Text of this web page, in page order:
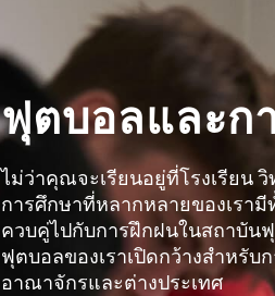
ฟุตบอลและก
ไม่ว่าคุณจะเรียนอยู่ที่โรงเรียน
การศึกษาที่หลากหลายของเรามีทั้
ควบคู่ไปกับการฝึกฝนในสถาบั
ฟุตบอลของเราเปิดกว้างสำหรั
อาณาจักรและต่างประเทศ